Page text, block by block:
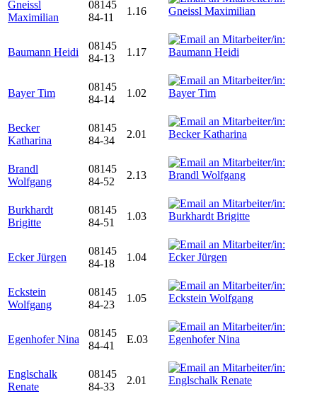
Gneissl
Maximilian
08145
84-11
1.16
Baumann Heidi
08145
84-13
1.17
Bayer Tim
08145
84-14
1.02
Becker
Katharina
08145
84-34
2.01
Brandl
Wolfgang
08145
84-52
2.13
Burkhardt
Brigitte
08145
84-51
1.03
Ecker Jürgen
08145
84-18
1.04
Eckstein
Wolfgang
08145
84-23
1.05
Egenhofer Nina
08145
84-41
E.03
Englschalk
Renate
08145
84-33
2.01